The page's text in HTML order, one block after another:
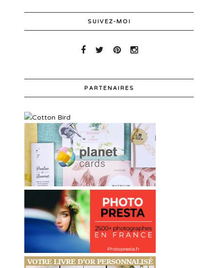
SUIVEZ-MOI
PARTENAIRES